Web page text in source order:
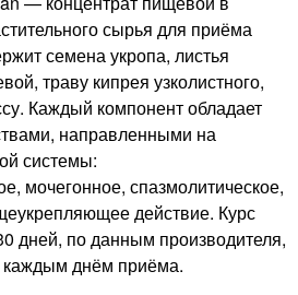
сырья для приёма
семена укропа, листья
траву кипрея узколистного,
Каждый компонент обладает
направленными на
системы:
мочегонное, спазмолитическое,
действие. Курс
дней, по данным производителя,
каждым днём приёма.